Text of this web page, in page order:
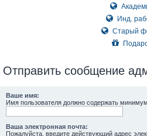
Инд.
Старый
Отправить сообщение
Ваше имя:
Имя пользователя должно содержать
Ваша электронная почта:
Пожалуйста, введите действующий адрес